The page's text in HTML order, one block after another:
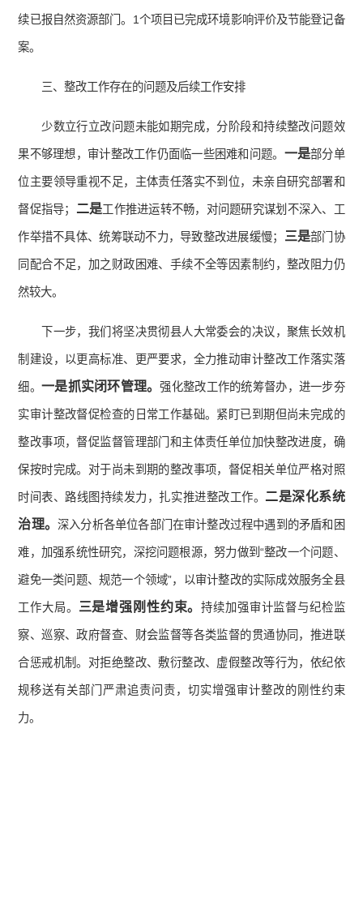
续已报自然资源部门。1个项目已完成环境影响评价及节能登记备
案。
三、整改工作存在的问题及后续工作安排
少数立行立改问题未能如期完成，分阶段和持续整改问题效
果不够理想，审计整改工作仍面临一些困难和问题。 一是部分单
位主要领导重视不足，主体责任落实不到位，未亲自研究部署和
督促指导； 二是工作推进运转不畅，对问题研究谋划不深入、工
作举措不具体、统筹联动不力，导致整改进展缓慢； 三是部门协
同配合不足，加之财政困难、手续不全等因素制约，整改阻力仍
然较大。
下一步，我们将坚决贯彻县人大常委会的决议，聚焦长效机
制建设，以更高标准、更严要求，全力推动审计整改工作落实落
细。 一是抓实闭环管理。强化整改工作的统筹督办，进一步夯
实审计整改督促检查的日常工作基础。紧盯已到期但尚未完成的
整改事项，督促监督管理部门和主体责任单位加快整改进度，确
保按时完成。对于尚未到期的整改事项，督促相关单位严格对照
时间表、路线图持续发力，扎实推进整改工作。 二是深化系统
治理。 深入分析各单位各部门在审计整改过程中遇到的矛盾和困
难，加强系统性研究，深挖问题根源，努力做到“整改一个问题、
避免一类问题、规范一个领域”，以审计整改的实际成效服务全县
工作大局。 三是增强刚性约束。持续加强审计监督与纪检监
察、巡察、政府督查、财会监督等各类监督的贯通协同，推进联
合惩戒机制。对拒绝整改、敷衍整改、虚假整改等行为，依纪依
规移送有关部门严肃追责问责，切实增强审计整改的刚性约束
力。